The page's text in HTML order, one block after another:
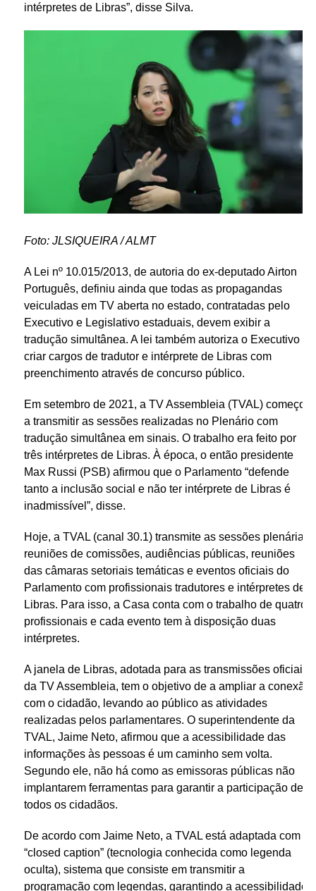
intérpretes de Libras”, disse Silva.
Foto: JLSIQUEIRA / ALMT
A Lei nº 10.015/2013, de autoria do ex-deputado Airton
Português, definiu ainda que todas as propagandas
veiculadas em TV aberta no estado, contratadas pelo
Executivo e Legislativo estaduais, devem exibir a
tradução simultânea. A lei também autoriza o Executivo a
criar cargos de tradutor e intérprete de Libras com
preenchimento através de concurso público.
Em setembro de 2021, a TV Assembleia (TVAL) começou
a transmitir as sessões realizadas no Plenário com
tradução simultânea em sinais. O trabalho era feito por
três intérpretes de Libras. À época, o então presidente
Max Russi (PSB) afirmou que o Parlamento “defende
tanto a inclusão social e não ter intérprete de Libras é
inadmissível”, disse.
Hoje, a TVAL (canal 30.1) transmite as sessões plenárias,
reuniões de comissões, audiências públicas, reuniões
das câmaras setoriais temáticas e eventos oficiais do
Parlamento com profissionais tradutores e intérpretes de
Libras. Para isso, a Casa conta com o trabalho de quatro
profissionais e cada evento tem à disposição duas
intérpretes.
A janela de Libras, adotada para as transmissões oficiais
da TV Assembleia, tem o objetivo de a ampliar a conexão
com o cidadão, levando ao público as atividades
realizadas pelos parlamentares. O superintendente da
TVAL, Jaime Neto, afirmou que a acessibilidade das
informações às pessoas é um caminho sem volta.
Segundo ele, não há como as emissoras públicas não
implantarem ferramentas para garantir a participação de
todos os cidadãos.
De acordo com Jaime Neto, a TVAL está adaptada com
“closed caption” (tecnologia conhecida como legenda
oculta), sistema que consiste em transmitir a
programação com legendas, garantindo a acessibilidade